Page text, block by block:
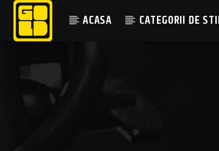
ACASA CATEGORII DE